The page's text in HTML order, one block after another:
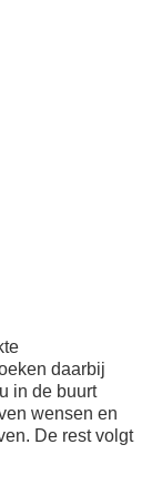
daarbij
in de buurt
wensen en
De rest volgt